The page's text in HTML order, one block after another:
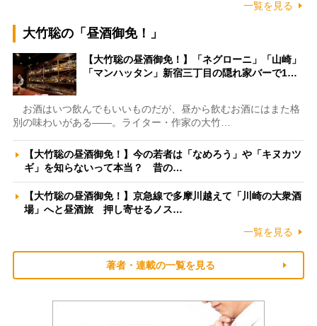
一覧を見る
大竹聡の「昼酒御免！」
【大竹聡の昼酒御免！】「ネグローニ」「山崎」
「マンハッタン」新宿三丁目の隠れ家バーで1…
お酒はいつ飲んでもいいものだが、昼から飲むお酒にはまた格
別の味わいがある――。ライター・作家の大竹…
【大竹聡の昼酒御免！】今の若者は「なめろう」や「キヌカツ
ギ」を知らないって本当？ 昔の…
【大竹聡の昼酒御免！】京急線で多摩川越えて「川崎の大衆酒
場」へと昼酒旅 押し寄せるノス…
一覧を見る
著者・連載の一覧を見る